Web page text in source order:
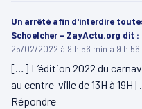
Un arrêté afin d'interdire
Schoelcher - ZayActu.org dit :
25/02/2022 à 9 h 56 min à 9 h 56
[…] L’édition 2022 du
au centre-ville de 13H à 19H
Répondre